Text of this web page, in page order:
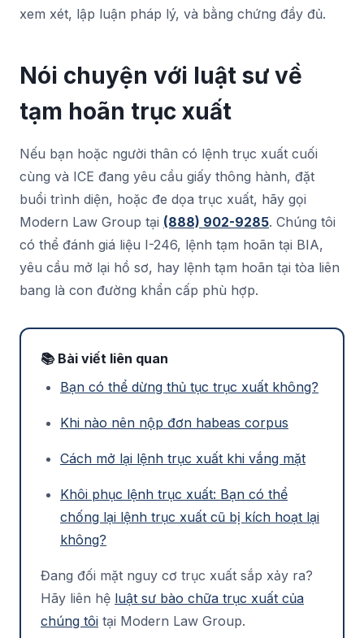
xem xét, lập luận pháp lý, và bằng chứng đầy đủ.
Nói chuyện với luật sư về
tạm hoãn trục xuất
Nếu bạn hoặc người thân có lệnh trục xuất cuối
cùng và ICE đang yêu cầu giấy thông hành, đặt
buổi trình diện, hoặc đe dọa trục xuất, hãy gọi
Modern Law Group tại (888) 902-9285. Chúng tôi
có thể đánh giá liệu I-246, lệnh tạm hoãn tại BIA,
yêu cầu mở lại hồ sơ, hay lệnh tạm hoãn tại tòa liên
bang là con đường khẩn cấp phù hợp.
📚 Bài viết liên quan
Bạn có thể dừng thủ tục trục xuất không?
Khi nào nên nộp đơn habeas corpus
Cách mở lại lệnh trục xuất khi vắng mặt
Khôi phục lệnh trục xuất: Bạn có thể
chống lại lệnh trục xuất cũ bị kích hoạt lại
không?
Đang đối mặt nguy cơ trục xuất sắp xảy ra?
Hãy liên hệ luật sư bào chữa trục xuất của
chúng tôi tại Modern Law Group.